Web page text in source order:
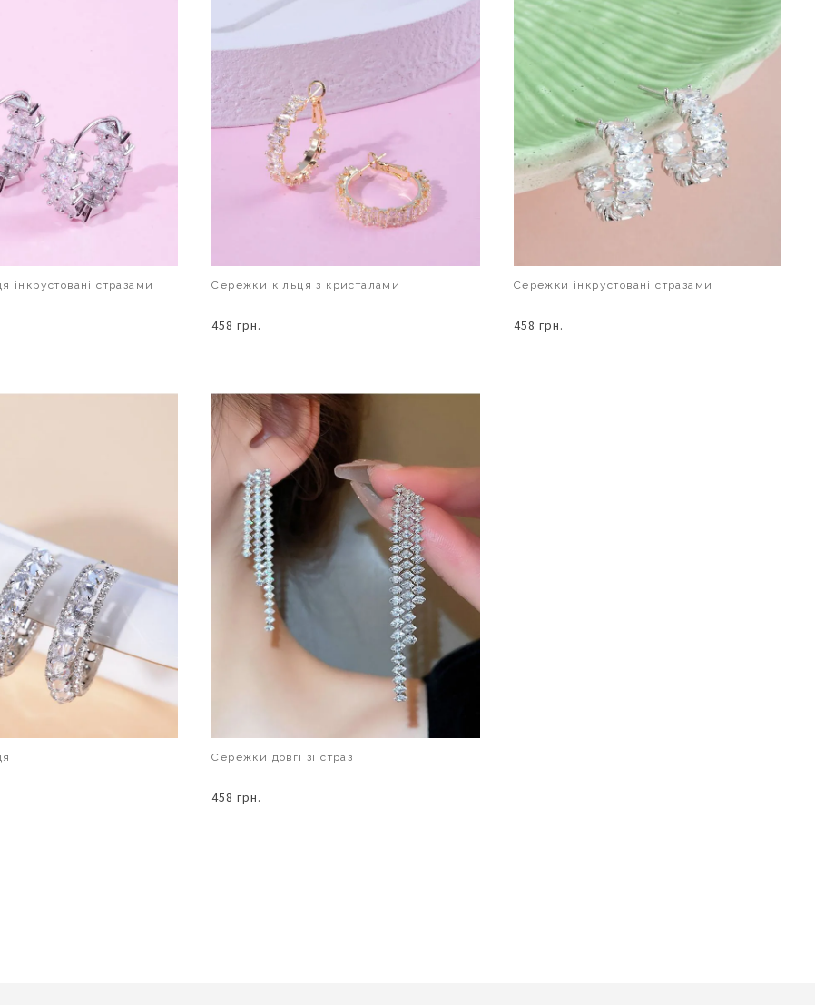
інкрустовані стразами Сережки кільця з кристалами
458 грн.
Сережки інкрустовані стразами
458 грн.
Сережки довгі зі страз
458 грн.